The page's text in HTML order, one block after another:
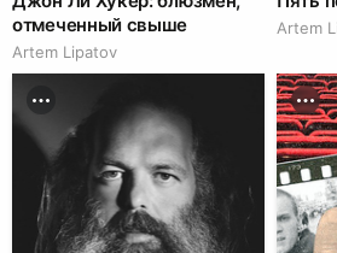
отмеченный свыше
Artem Lipatov
Artem